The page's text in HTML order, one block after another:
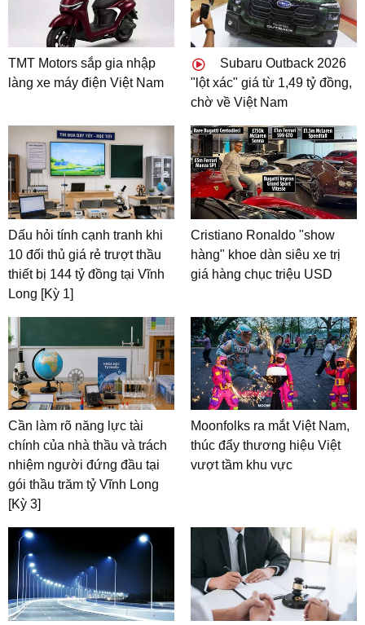
TMT Motors sắp gia nhập
làng xe máy điện Việt Nam
Subaru Outback 2026
"lột xác" giá từ 1,49 tỷ đồng,
chờ về Việt Nam
Dấu hỏi tính cạnh tranh khi
10 đối thủ giá rẻ trượt thầu
thiết bị 144 tỷ đồng tại Vĩnh
Long [Kỳ 1]
Cristiano Ronaldo "show
hàng" khoe dàn siêu xe trị
giá hàng chục triệu USD
Cần làm rõ năng lực tài
chính của nhà thầu và trách
nhiệm người đứng đầu tại
gói thầu trăm tỷ Vĩnh Long
[Kỳ 3]
Moonfolks ra mắt Việt Nam,
thúc đẩy thương hiệu Việt
vượt tầm khu vực